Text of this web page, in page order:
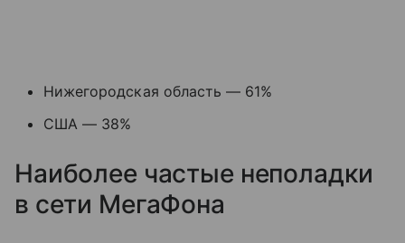
Нижегородская область — 61%
США — 38%
Наиболее частые неполадки
в сети МегаФона